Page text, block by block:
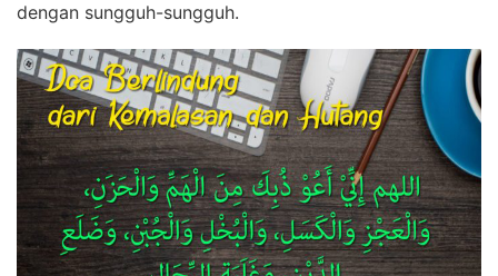
dengan sungguh-sungguh.